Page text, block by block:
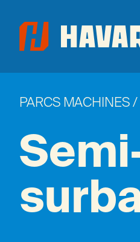
PARCS MACHINES/
Entreprise *